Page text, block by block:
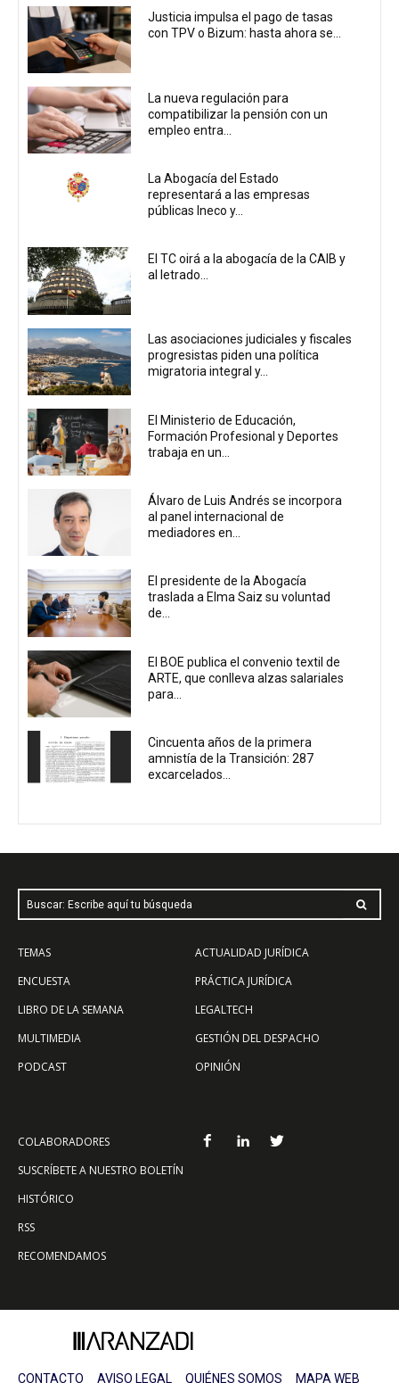
Justicia impulsa el pago de tasas
con TPV o Bizum: hasta ahora se...
La nueva regulación para
compatibilizar la pensión con un
empleo entra...
La Abogacía del Estado
representará a las empresas
públicas Ineco y...
El TC oirá a la abogacía de la CAIB y
al letrado...
Las asociaciones judiciales y fiscales
progresistas piden una política
migratoria integral y...
El Ministerio de Educación,
Formación Profesional y Deportes
trabaja en un...
Álvaro de Luis Andrés se incorpora
al panel internacional de
mediadores en...
El presidente de la Abogacía
traslada a Elma Saiz su voluntad
de...
El BOE publica el convenio textil de
ARTE, que conlleva alzas salariales
para...
Cincuenta años de la primera
amnistía de la Transición: 287
excarcelados...
Buscar: Escribe aquí tu búsqueda
TEMAS
ENCUESTA
LIBRO DE LA SEMANA
MULTIMEDIA
PODCAST
ACTUALIDAD JURÍDICA
PRÁCTICA JURÍDICA
LEGALTECH
GESTIÓN DEL DESPACHO
OPINIÓN
COLABORADORES
SUSCRÍBETE A NUESTRO BOLETÍN
HISTÓRICO
RSS
RECOMENDAMOS
CONTACTO AVISO LEGAL QUIÉNES SOMOS MAPA WEB